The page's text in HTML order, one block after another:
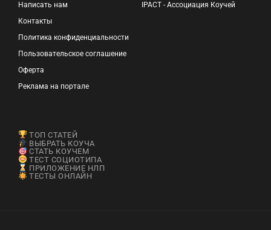
Написать нам
Контакты
Политика конфиденциальности
Пользовательское соглашение
Оферта
Реклама на портале
IPACT - Ассоциация Коучей
ТОП СТАТЕЙ
ВЫБРАТЬ КОУЧА
СТАТЬ КОУЧЕМ
ТЕСТ СОЦИОТИПА
ПРИЛОЖЕНИЕ НЛП
ТЕСТЫ ОНЛАЙН